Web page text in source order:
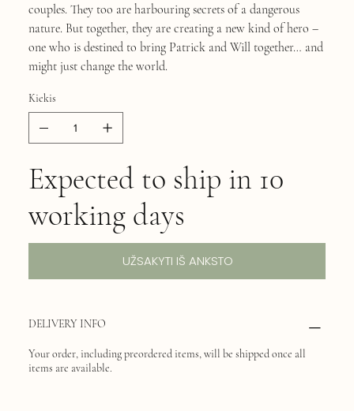
couples. They too are harbouring secrets of a dangerous
nature. But together, they are creating a new kind of hero –
one who is destined to bring Patrick and Will together… and
might just change the world.
Kiekis
Expected to ship in 10
working days
UŽSAKYTI IŠ ANKSTO
DELIVERY INFO
Your order, including preordered items, will be shipped once all
items are available.